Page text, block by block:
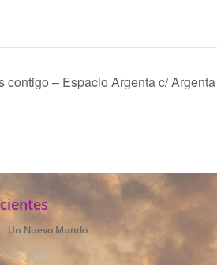
contigo – Espacio Argenta c/
Un Nuevo Mundo
23/01/2020